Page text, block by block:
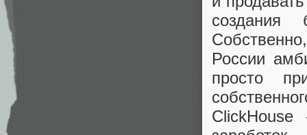
создания
России
просто